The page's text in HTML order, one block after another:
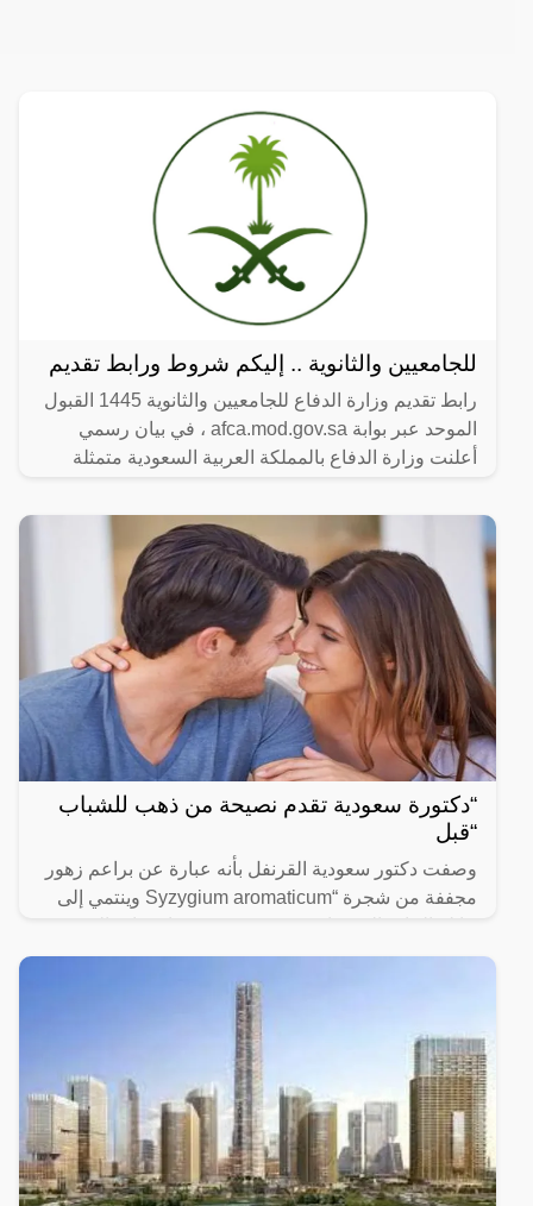
للجامعيين والثانوية .. إليكم شروط ورابط تقديم
رابط تقديم وزارة الدفاع للجامعيين والثانوية 1445 القبول
الموحد عبر بوابة afca.mod.gov.sa ، في بيان رسمي
أعلنت وزارة الدفاع بالمملكة العربية السعودية متمثلة
“دكتورة سعودية تقدم نصيحة من ذهب للشباب
“قبل
وصفت دكتور سعودية القرنفل بأنه عبارة عن براعم زهور
مجففة من شجرة “Syzygium aromaticum وينتمي إلى
ينمو في